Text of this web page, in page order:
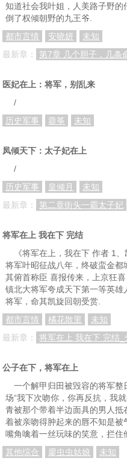
知道社会我叶姐，人美路子野
倒了权倾朝野的九王爷.
都市言情
安晓妍
未知
最新章：
第7章 几个胆子，几条
医妃在上：将军，别乱来
/
历史军事
蓉筝 未知
凤倾天下：太子妃在上
/
历史军事
皇倾月
未知
最新章：
第二章街头一霸太子妃
将军在上 我在下 完结
《将军在上，我在下 作者 1
将军叶昭征战八年，终破蛮金
其俯首称臣 喜报传来，上京狂
镇北大将军夸成天下第一等英
将军，命其凯旋回朝受赏.
都市言情
橘花散里
未知
最新章：
将军在上 我在下 完结_
公子在下，将军在上
一个解甲归田被毁容的将军
场“我下次吻你，你再反抗，我
青被那个带着半边面具的男人
着被亲吻得肿起来的唇不知是
嘴角噙着一丝玩味的笑意，拦
其他综合
廖虫虫姑娘 未知